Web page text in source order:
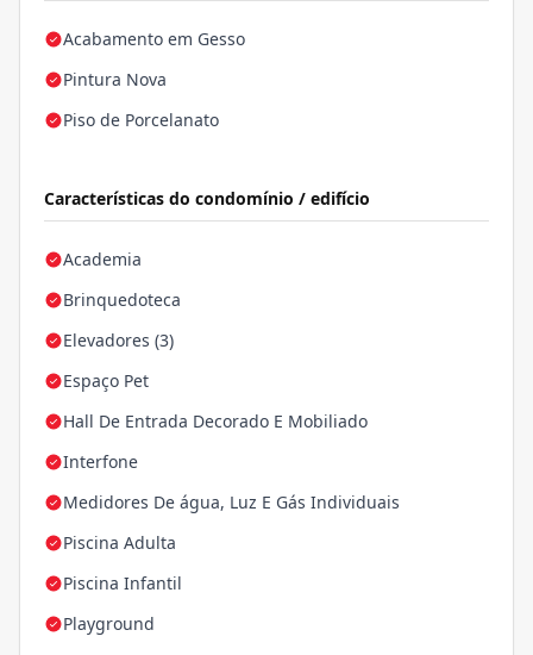
Acabamento em Gesso
Pintura Nova
Piso de Porcelanato
Características do condomínio / edifício
Academia
Brinquedoteca
Elevadores (3)
Espaço Pet
Hall De Entrada Decorado E Mobiliado
Interfone
Medidores De água, Luz E Gás Individuais
Piscina Adulta
Piscina Infantil
Playground